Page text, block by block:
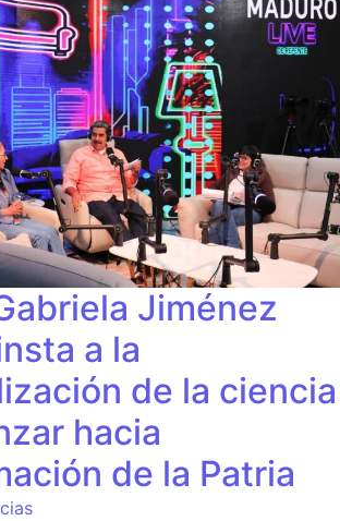
Jiménez
a la
de la ciencia
hacia
de la Patria